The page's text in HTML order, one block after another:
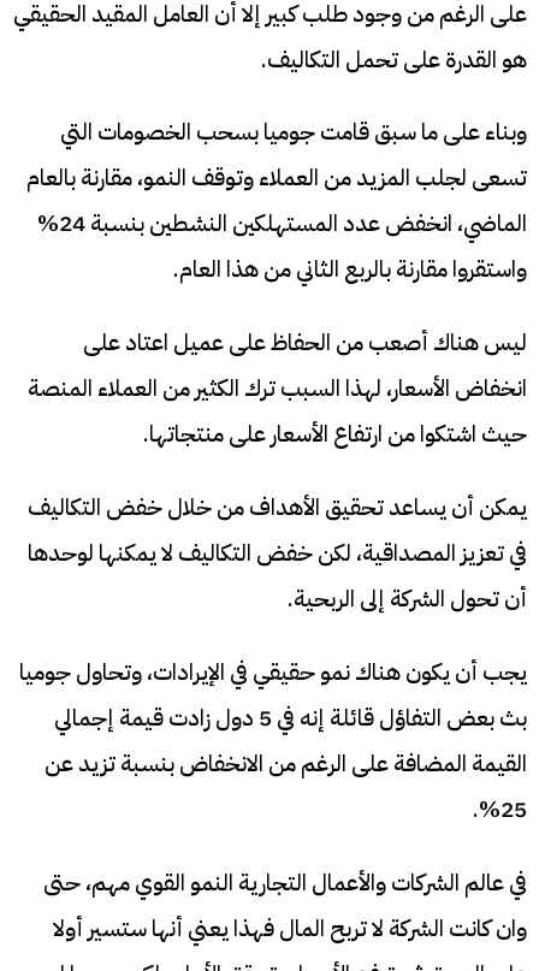
على الرغم من وجود طلب كبير إلا أن العامل المقيد الحقيقي
هو القدرة على تحمل التكاليف.
وبناء على ما سبق قامت جوميا بسحب الخصومات التي
تسعى لجلب المزيد من العملاء وتوقف النمو، مقارنة بالعام
الماضي، انخفض عدد المستهلكين النشطين بنسبة 24%
واستقروا مقارنة بالربع الثاني من هذا العام.
ليس هناك أصعب من الحفاظ على عميل اعتاد على
انخفاض الأسعار، لهذا السبب ترك الكثير من العملاء المنصة
حيث اشتكوا من ارتفاع الأسعار على منتجاتها.
يمكن أن يساعد تحقيق الأهداف من خلال خفض التكاليف
في تعزيز المصداقية، لكن خفض التكاليف لا يمكنها لوحدها
أن تحول الشركة إلى الربحية.
يجب أن يكون هناك نمو حقيقي في الإيرادات، وتحاول جوميا
بث بعض التفاؤل قائلة إنه في 5 دول زادت قيمة إجمالي
القيمة المضافة على الرغم من الانخفاض بنسبة تزيد عن
25%.
في عالم الشركات والأعمال التجارية النمو القوي مهم، حتى
وان كانت الشركة لا تربح المال فهذا يعني أنها ستسير أولا